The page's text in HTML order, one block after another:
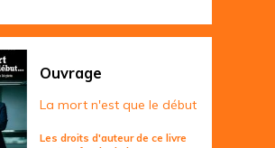
Ouvrage
La mort n'est que le début
Les droits d'auteur de ce livre